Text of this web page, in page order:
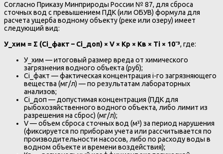
Согласно Приказу Минприроды России № 87, для сброса
сточных вод с превышением ПДК (или ОБУВ) формула для
расчета ущерба водному объекту (реке или озеру) имеет
следующий вид:
У_хим = Σ (Сi_факт – Сi_доп) × V × Kр × Кв × Тi × 10⁻³, где:
У_хим — итоговый размер вреда от химического
загрязнения водного объекта (руб);
Сi_факт — фактическая концентрация i-го загрязняющего
вещества (мг/л) — по результатам лабораторных
анализов;
Сi_доп — допустимая концентрация (ПДК для
рыбохозяйственного водного объекта, либо лимит из
разрешения на сброс) (мг/л);
V — объем сброса сточных вод (м³) за период нарушения
(фиксируется по приборам учета или рассчитывается по
производительности насосов, либо по расходу воды в
водном объекте и времени воздействия);